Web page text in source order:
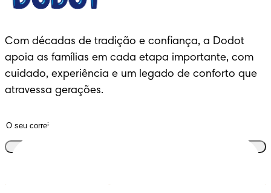
Com décadas de tradição e confiança, a Dodot
apoia as famílias em cada etapa importante, com
cuidado, experiência e um legado de conforto que
atravessa gerações.